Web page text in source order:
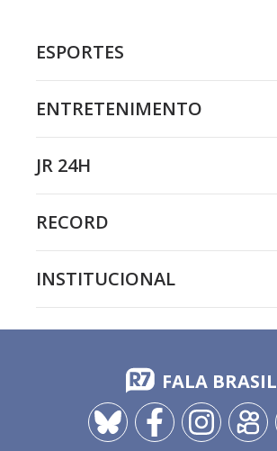
ESPORTES
ENTRETENIMENTO
JR 24H
RECORD
INSTITUCIONAL
FALA BRASIL